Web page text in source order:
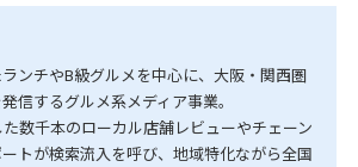
ンチやB級グルメを中心に、大阪・関西圏
信するグルメ系メディア事業。
数千本のローカル店舗レビューやチェーン
トが検索流入を呼び、地域特化ながら全国